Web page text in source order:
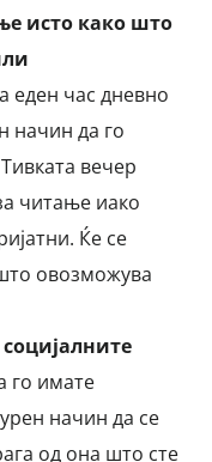
исто како што
еден час дневно
начин да го
вечер
читање иако
Ќе се
овозможува
го имате
начин да се
од она што сте